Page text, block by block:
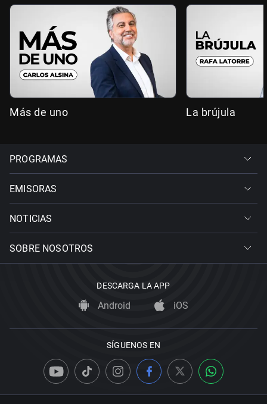
Más de uno La brújula
PROGRAMAS
EMISORAS
NOTICIAS
SOBRE NOSOTROS
DESCARGA LA APP
Android iOS
SÍGUENOS EN